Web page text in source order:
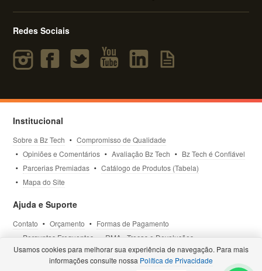
Redes Sociais
Institucional
Sobre a Bz Tech
Compromisso de Qualidade
Opiniões e Comentários
Avaliação Bz Tech
Bz Tech é Confiável
Parcerias Premiadas
Catálogo de Produtos (Tabela)
Mapa do Site
Ajuda e Suporte
Contato Orçamento
Formas de Pagamento
Perguntas Frequentes
RMA - Trocas e Devoluções
Política de Privacidade
Termos de Uso Site Seguro
Usamos cookies para melhorar sua experiência de navegação. Para mais
informações consulte nossa Política de Privacidade